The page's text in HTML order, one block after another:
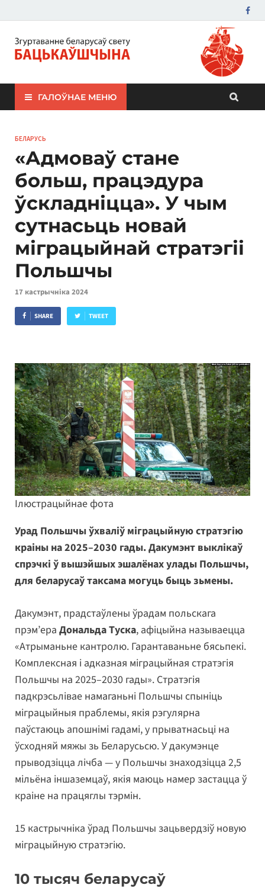
ЗБС "Бацькаўшчына"
ГАЛОЎНАЕ МЕНЮ
БЕЛАРУСЬ
«Адмоваў стане
больш, працэдура
ўскладніцца». У чым
сутнасьць новай
міграцыйнай стратэгіі
Польшчы
17 кастрычніка 2024
SHARE TWEET
Ілюстрацыйнае фота
Урад Польшчы ўхваліў міграцыйную стратэгію
краіны на 2025–2030 гады. Дакумэнт выклікаў
спрэчкі ў вышэйшых эшалёнах улады Польшчы,
для беларусаў таксама могуць быць зьмены.
Дакумэнт, прадстаўлены ўрадам польскага
прэм’ера Дональда Туска, афіцыйна называецца
«Атрыманьне кантролю. Гарантаваньне бясьпекі.
Комплексная і адказная міграцыйная стратэгія
Польшчы на 2025–2030 гады». Стратэгія
падкрэсьлівае намаганьні Польшчы спыніць
міграцыйныя праблемы, якія рэгулярна
паўстаюць апошнімі гадамі, у прыватнасьці на
ўсходняй мяжы зь Беларусьсю. У дакумэнце
прыводзіцца лічба — у Польшчы знаходзіцца 2,5
мільёна іншаземцаў, якія маюць намер застацца ў
краіне на працяглы тэрмін.
15 кастрычніка ўрад Польшчы зацьвердзіў новую
міграцыйную стратэгію.
10 тысяч беларусаў